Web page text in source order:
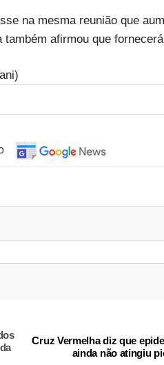
na mesma reunião que
afirmou que
Cruz Vermelha diz que
ainda não atingiu